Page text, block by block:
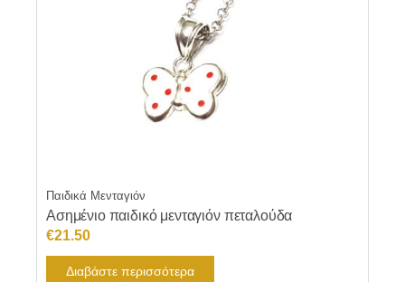
Παιδικά Μενταγιόν
Ασημένιο παιδικό μενταγιόν πεταλούδα
€21.50
Διαβάστε περισσότερα